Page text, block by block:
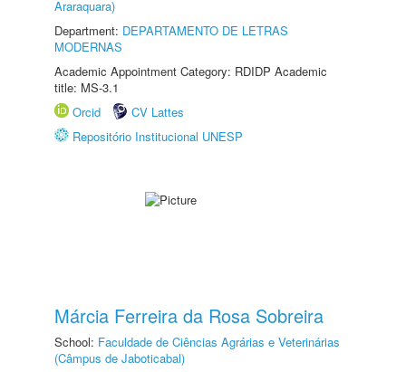
Araraquara)
Department: DEPARTAMENTO DE LETRAS
MODERNAS
Academic Appointment Category: RDIDP Academic
title: MS-3.1
Orcid
CV Lattes
Repositório Institucional UNESP
Márcia Ferreira da Rosa Sobreira
School: Faculdade de Ciências Agrárias e Veterinárias
(Câmpus de Jaboticabal)